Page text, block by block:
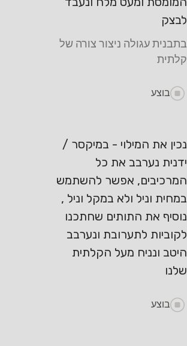
לבצק
בתבנית עגולה ניצור צורה של
קלתית
בוצע
נכין את המילוי - במיקסר /
ידנית נערבב את כל
המרכיבים, אפשר להשתמש
במחית וניל ולא במקל וניל ,
נוסיף את התותים שחתכנו
לקוביות לתערובת ונערבב
היטב ונניח מעל הקלתית
שלנו
בוצע